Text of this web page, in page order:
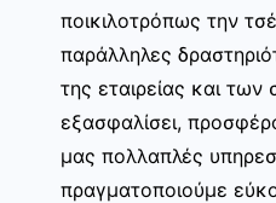
ποικιλοτρόπως την
παράλληλες
της εταιρείας και
εξασφαλίσει,
μας πολλαπλές
πραγματοποιούμε